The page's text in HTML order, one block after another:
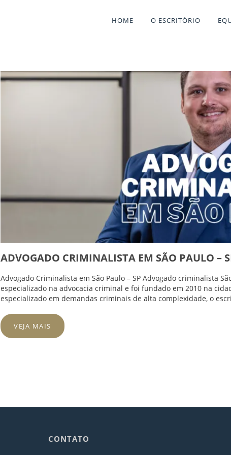
HOME O ESCRITÓRIO
ADVOGADO CRIMINALISTA EM SÃO PAULO –
Advogado Criminalista em São Paulo – SP Advogado criminalista
especializado na advocacia criminal e foi fundado em 2010 na
especializado em demandas criminais de alta complexidade, o
VEJA MAIS
CONTATO